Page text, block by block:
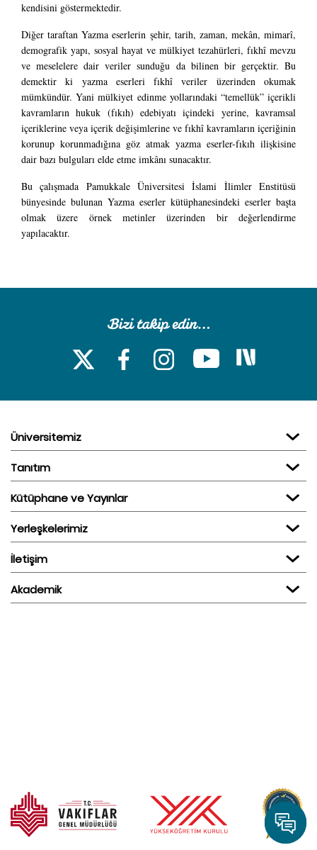
kendisini göstermektedir.
Diğer taraftan Yazma eserlerin şehir, tarih, zaman, mekân, mimarî,
demografik yapı, sosyal hayat ve mülkiyet tezahürleri, fıkhî mevzu
ve meselelere dair veriler sunduğu da bilinen bir gerçektir. Bu
demektir ki yazma eserleri fıkhî veriler üzerinden okumak
mümkündür. Yani mülkiyet edinme yollarındaki “temellük” içerikli
kavramların hukuk (fıkıh) edebiyatı içindeki yerine, kavramsal
içeriklerine veya içerik değişimlerine ve fıkhî kavramların içeriğinin
korunup korunmadığına göz atmak yazma eserler-fıkıh ilişkisine
dair bazı bulguları elde etme imkânı sunacaktır.
Bu çalışmada Pamukkale Üniversitesi İslami İlimler Enstitüsü
bünyesinde bulunan Yazma eserler kütüphanesindeki eserler başta
olmak üzere örnek metinler üzerinden bir değerlendirme
yapılacaktır.
Üniversitemiz
Tanıtım
Kütüphane ve Yayınlar
Yerleşkelerimiz
İletişim
Akademik